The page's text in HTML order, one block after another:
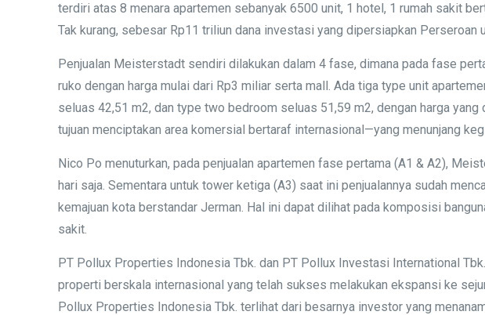
terdiri atas 8 menara apartemen sebanyak 6500 unit, 1 hotel, 1 rumah sakit
Tak kurang, sebesar Rp11 triliun dana investasi yang dipersiapkan
Penjualan Meisterstadt sendiri dilakukan dalam 4 fase, dimana pada fase
ruko dengan harga mulai dari Rp3 miliar serta mall. Ada tiga type unit
seluas 42,51 m2, dan type two bedroom seluas 51,59 m2, dengan harga
tujuan menciptakan area komersial bertaraf internasional—yang menunjang
Nico Po menuturkan, pada penjualan apartemen fase pertama (A1 & A2),
hari saja. Sementara untuk tower ketiga (A3) saat ini penjualannya sudah
kemajuan kota berstandar Jerman. Hal ini dapat dilihat pada komposisi
sakit.
PT Pollux Properties Indonesia Tbk. dan PT Pollux Investasi International
properti berskala internasional yang telah sukses melakukan ekspansi ke
Pollux Properties Indonesia Tbk. terlihat dari besarnya investor yang